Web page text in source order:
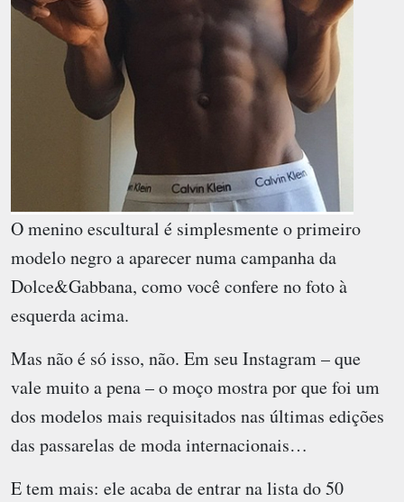
O menino escultural é simplesmente o primeiro
modelo negro a aparecer numa campanha da
Dolce&Gabbana, como você confere no foto à
esquerda acima.
Mas não é só isso, não. Em seu Instagram – que
vale muito a pena – o moço mostra por que foi um
dos modelos mais requisitados nas últimas edições
das passarelas de moda internacionais…
E tem mais: ele acaba de entrar na lista do 50